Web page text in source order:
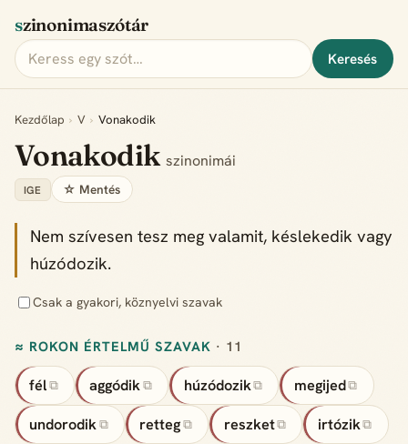
szinonimaszótár
Keresés
Kezdőlap › V › Vonakodik
Vonakodik szinonimái
IGE ☆ Mentés
Nem szívesen tesz meg valamit, késlekedik vagy
húzódozik.
Csak a gyakori, köznyelvi szavak
≈ ROKON ÉRTELMŰ SZAVAK · 11
fél ⧉ aggódik ⧉ húzódozik⧉ megijed⧉
undorodik ⧉ retteg ⧉ reszket⧉ irtózik⧉